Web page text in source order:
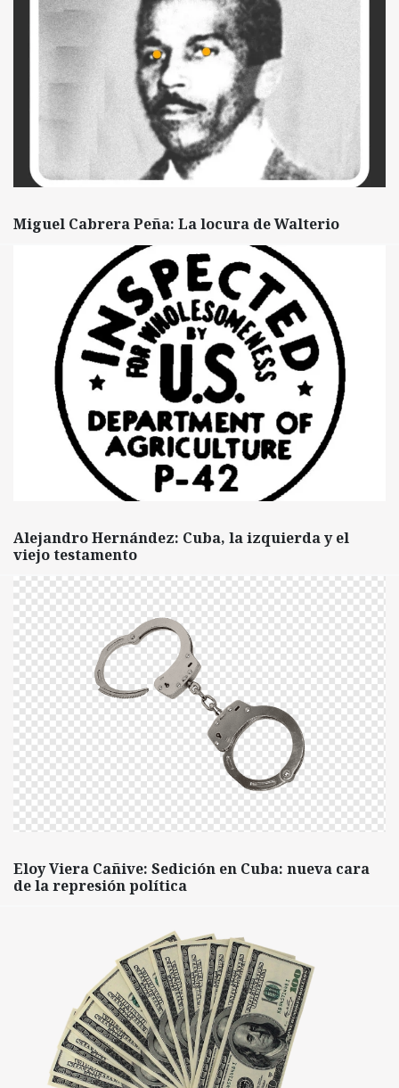
Miguel Cabrera Peña: La locura de Walterio
Alejandro Hernández: Cuba, la izquierda y el
viejo testamento
Eloy Viera Cañive: Sedición en Cuba: nueva cara
de la represión política